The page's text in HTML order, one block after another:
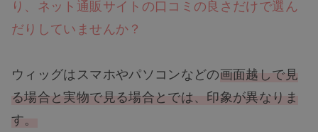
り、ネット通販サイトの口コミの良さだけで選ん
だりしていませんか？
ウィッグはスマホやパソコンなどの画面越しで見
る場合と実物で見る場合とでは、印象が異なりま
す。